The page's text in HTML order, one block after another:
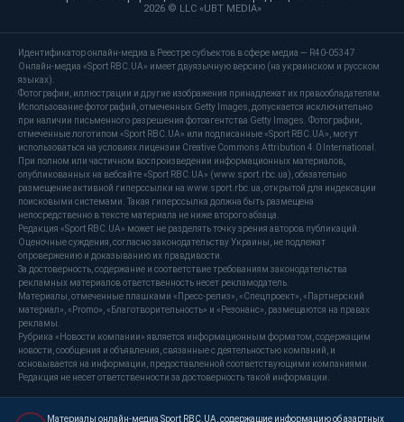
2026 © LLC «UBT MEDIA»
Идентификатор онлайн-медиа в Реестре субъектов в сфере медиа — R40-05347
Онлайн-медиа «Sport RBC.UA» имеет двуязычную версию (на украинском и русском
языках).
Фотографии, иллюстрации и другие изображения принадлежат их правообладателям.
Использование фотографий, отмеченных Getty Images, допускается исключительно
при наличии письменного разрешения фотоагентства Getty Images. Фотографии,
отмеченные логотипом «Sport RBC.UA» или подписанные «Sport RBC.UA», могут
использоваться на условиях лицензии Creative Commons Attribution 4.0 International.
При полном или частичном воспроизведении информационных материалов,
опубликованных на вебсайте «Sport RBC.UA» (www.sport.rbc.ua), обязательно
размещение активной гиперссылки на www.sport.rbc.ua, открытой для индексации
поисковыми системами. Такая гиперссылка должна быть размещена
непосредственно в тексте материала не ниже второго абзаца.
Редакция «Sport RBC.UA» может не разделять точку зрения авторов публикаций.
Оценочные суждения, согласно законодательству Украины, не подлежат
опровержению и доказыванию их правдивости.
За достоверность, содержание и соответствие требованиям законодательства
рекламных материалов ответственность несет рекламодатель.
Материалы, отмеченные плашками «Пресс-релиз», «Спецпроект», «Партнерский
материал», «Promo», «Благотворительность» и «Резонанс», размещаются на правах
рекламы.
Рубрика «Новости компании» является информационным форматом, содержащим
новости, сообщения и объявления, связанные с деятельностью компаний, и
основывается на информации, предоставленной соответствующими компаниями.
Редакция не несет ответственности за достоверность такой информации.
Материалы онлайн-медиа Sport RBC.UA, содержащие информацию об азартных